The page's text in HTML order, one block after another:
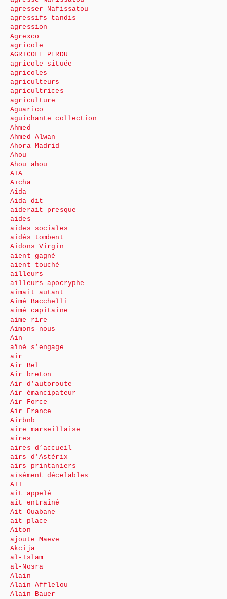
agresser Nafissatou
agressifs tandis
agression
Agrexco
agricole
AGRICOLE PERDU
agricole située
agricoles
agriculteurs
agricultrices
agriculture
Aguarico
aguichante collection
Ahmed
Ahmed Alwan
Ahora Madrid
Ahou
Ahou ahou
AIA
Aïcha
Aida
Aida dit
aiderait presque
aides
aides sociales
aidés tombent
Aidons Virgin
aient gagné
aient touché
ailleurs
ailleurs apocryphe
aimait autant
Aimé Bacchelli
aimé capitaine
aime rire
Aimons-nous
Ain
aîné s’engage
air
Air Bel
Air breton
Air d’autoroute
Air émancipateur
Air Force
Air France
Airbnb
aire marseillaise
aires
aires d’accueil
airs d’Astérix
airs printaniers
aisément décelables
AIT
ait appelé
ait entraîné
Ait Ouabane
ait place
Aiton
ajoute Maeve
Akcija
al-Islam
al-Nosra
Alain
Alain Afflelou
Alain Bauer